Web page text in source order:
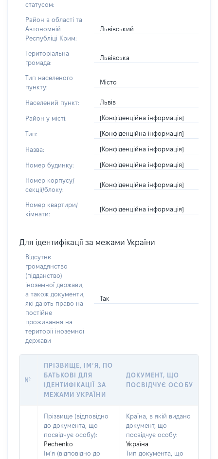
статусом:
Район в області та
Автономній
Республіці Крим:
Львівський
Територіальна
громада:
Львівська
Тип населеного
пункту:
Місто
Населений пункт: Львів
Район у місті: [Конфіденційна інформація]
Тип: [Конфіденційна інформація]
Назва: [Конфіденційна інформація]
Номер будинку: [Конфіденційна інформація]
Номер корпусу/
секції/блоку:
[Конфіденційна інформація]
Номер квартири/
кімнати:
[Конфіденційна інформація]
Для ідентифікації за межами України
Відсутнє
громадянство
(підданство)
іноземної держави,
а також документи,
які дають право на
постійне
проживання на
території іноземної
держави
Так
№
ПРІЗВИЩЕ, ІМ’Я, ПО
БАТЬКОВІ ДЛЯ
ІДЕНТИФІКАЦІЇ ЗА
МЕЖАМИ УКРАЇНИ
ДОКУМЕНТ, ЩО
ПОСВІДЧУЄ ОСОБУ
Прізвище (відповідно
до документа, що
посвідчує особу):
Pechenko
Ім’я (відповідно до
Країна, в якій видано
документ, що
посвідчує особу:
Україна
Тип документа, що